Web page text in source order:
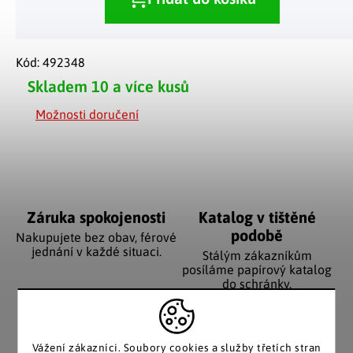
Vážení zákazníci. Soubory cookies a služby třetích stran
Skladem 10 a více kusů
Možnosti doručení
Kód: 492348
Záruka spokojenosti
Nakupujete bez obav, férové
jednání v každé situaci.
Katalog v tištěné
podobě
Stálým zákazníkům
posíláme papírový katalog
do schránky.